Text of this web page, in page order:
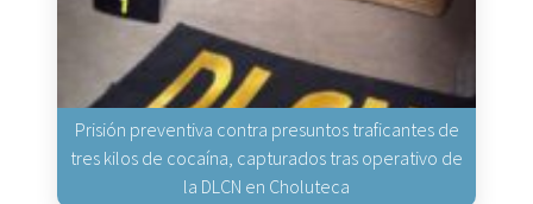
Prisión preventiva contra presuntos traficantes de
tres kilos de cocaína, capturados tras operativo de
la DLCN en Choluteca